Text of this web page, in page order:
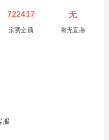
722417
消费金额
无
有无直播
服